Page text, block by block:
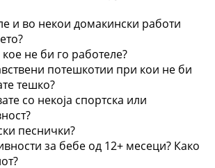
и во некои домакински работи
не би го работеле?
потешкотии при кои не би
тешко?
со некоја спортска или
песнички?
за бебе од 12+ месеци? Како